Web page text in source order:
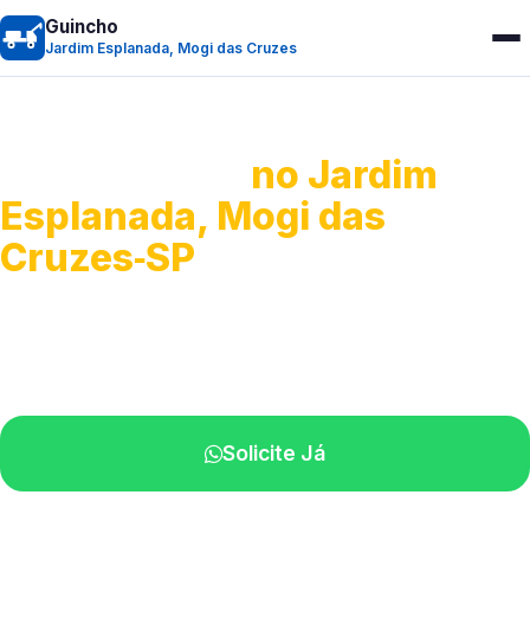
Guincho
Jardim Esplanada, Mogi das Cruzes
no Jardim
Esplanada, Mogi das
Cruzes‑SP
Solicite Já